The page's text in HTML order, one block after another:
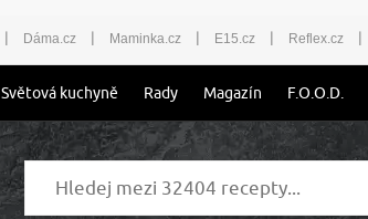
| Dáma.cz | Maminka.cz | E15.cz | Reflex.cz |
Světová kuchyně Rady Magazín F.O.O.D.